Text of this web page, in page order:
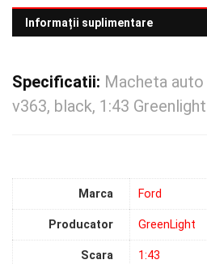
Informații suplimentare
Specificatii: Macheta
v363, black, 1:43 Greenlight
Marca Ford
Producator GreenLight
Scara 1:43